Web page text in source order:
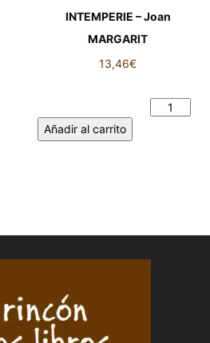
INTEMPERIE – Joan
MARGARIT
13,46€
Añadir al carrito